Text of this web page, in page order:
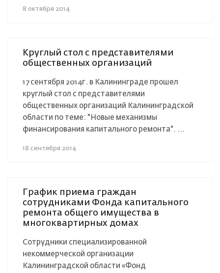
8 октября 2014
Круглый стол с представителями
общественных организаций
17 сентября 2014г. в Калининграде прошел
круглый стол с представителями
общественных организаций Калининградской
области по теме: "Новые механизмы
финансирования капитального ремонта". ...
18 сентября 2014
График приема граждан
сотрудниками Фонда капитального
ремонта общего имущества в
многоквартирных домах
Сотрудники специализированной
некоммерческой организации
Калининградской области «Фонд